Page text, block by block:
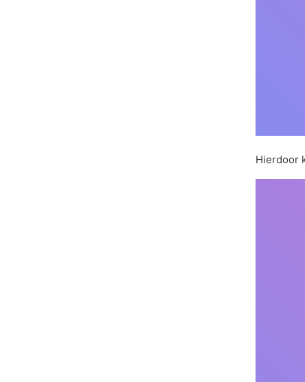
Hierdoor